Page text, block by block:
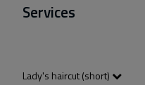
Services
Lady's haircut (short)